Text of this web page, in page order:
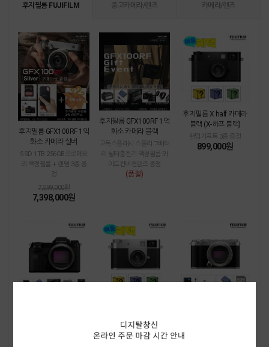
후지필름 FUJIFILM 중고카메라/렌즈 카메라/렌즈
후지필름 GFX100RF 1억
화소 카메라 실버
SSD 1TB 256GB프로메모
리 액정필름 + 랜덤 3종 증
7,599,000원
7,398,000원
후지필름 GFX100RF 1억
화소 카메라 블랙
고독스플래시 스몰리그배터
리 틸타충전기 액정필름 와
이드컨버젼렌즈 증정
(품절)
후지필름 X half 카메라
블랙 (X-하프 블랙)
랜덤기프트 3종 증정
899,000원
랜덤기프트 3종 증정
899,000원